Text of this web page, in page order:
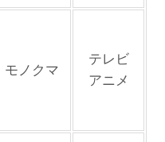
モノクマ
テレビ
アニメ